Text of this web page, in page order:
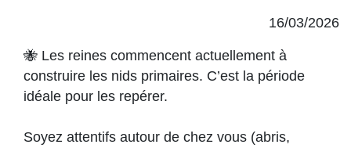
16/03/2026
🐝 Les reines commencent actuellement à
construire les nids primaires. C’est la période
idéale pour les repérer.
Soyez attentifs autour de chez vous (abris,